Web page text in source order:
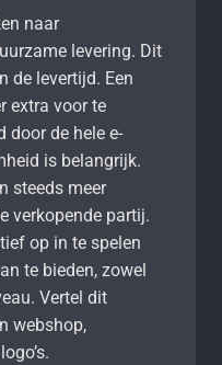
naar
levering. Dit
de levertijd. Een
extra voor te
door de hele e-
is belangrijk.
steeds meer
verkopende partij.
op in te spelen
te bieden, zowel
Vertel dit
webshop,